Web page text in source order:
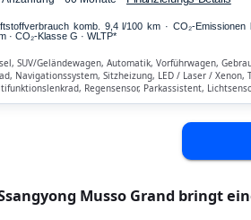
komb. 9,4 l/100 km · CO₂-Emissionen
· CO₂-Klasse G · WLTP*
SUV/Geländewagen, Automatik, Vorführwagen,
Navigationssystem, Sitzheizung, LED / Laser / Xenon,
Regensensor, Parkassistent,
Klimatisierung, Front-, Seiten- und weitere Airbags
Musso Grand bringt